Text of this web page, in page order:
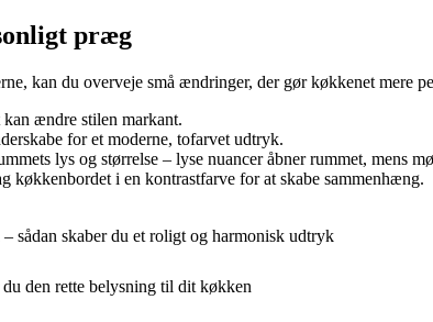
præg
kan du overveje små ændringer, der gør køkkenet mere
ændre stilen markant.
for et moderne, tofarvet udtryk.
lys og størrelse – lyse nuancer åbner rummet, mens
køkkenbordet i en kontrastfarve for at skabe sammenhæng.
sådan skaber du et roligt og harmonisk udtryk
den rette belysning til dit køkken